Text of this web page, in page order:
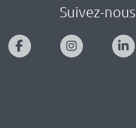
Suivez-nous